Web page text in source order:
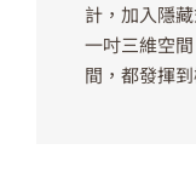
計，加入隱
一吋三維空
間，都發揮